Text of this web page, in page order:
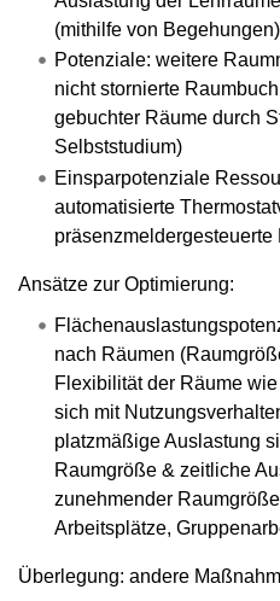
(mithilfe von Begehungen)
Potenziale: weitere
nicht stornierte
gebuchter Räume durch
Selbststudium)
Einsparpotenziale
automatisierte
präsenzmeldergesteuerte
Ansätze zur Optimierung:
nach Räumen
Flexibilität der Räume
sich mit
platzmäßige Auslastung
Raumgröße & zeitliche
zunehmender
Arbeitsplätze,
Überlegung: andere